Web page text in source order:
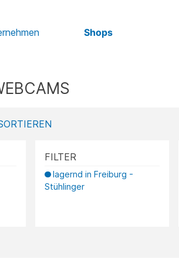
Shops
FILTER
lagernd in Freiburg -
Stühlinger